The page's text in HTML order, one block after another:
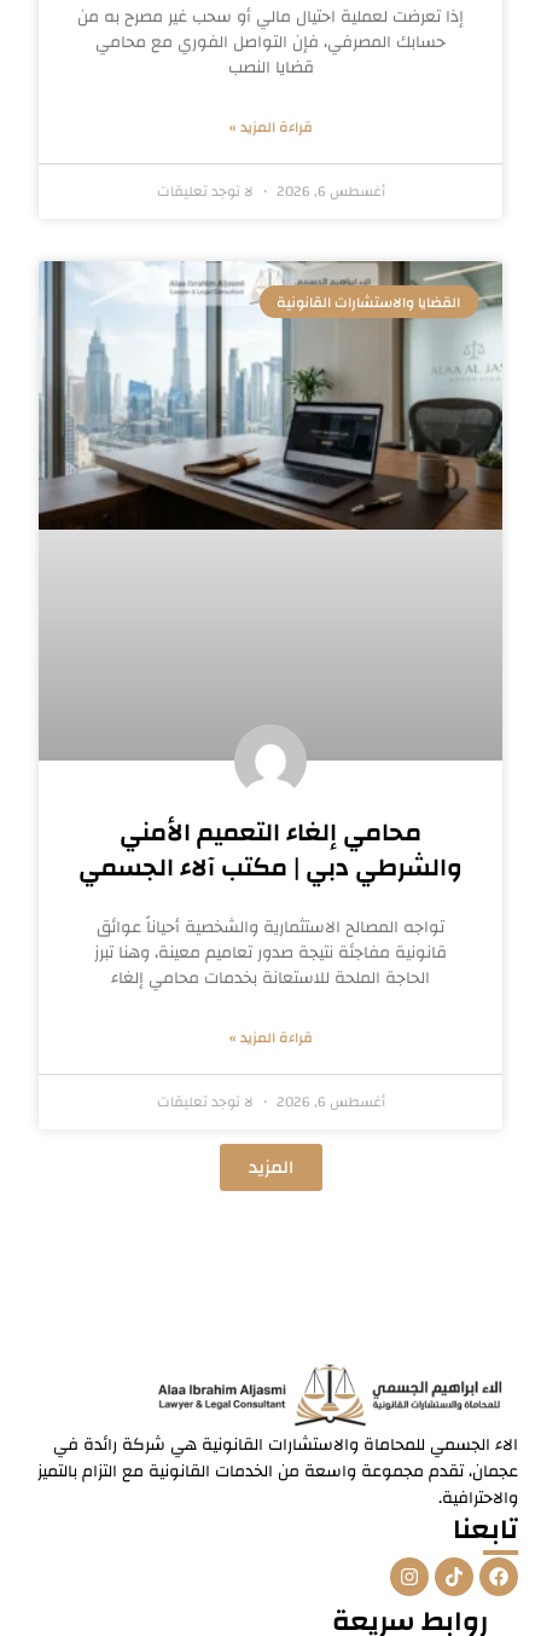
إذا تعرضت لعملية احتيال مالي أو سحب غير مصرح به من
حسابك المصرفي، فإن التواصل الفوري مع محامي
قضايا النصب
قراءة المزيد »
أغسطس 6, 2026 لا توجد تعليقات
القضايا والاستشارات القانونية
محامي إلغاء التعميم الأمني
والشرطي دبي | مكتب آلاء الجسمي
تواجه المصالح الاستثمارية والشخصية أحياناً عوائق
قانونية مفاجئة نتيجة صدور تعاميم معينة، وهنا تبرز
الحاجة الملحة للاستعانة بخدمات محامي إلغاء
قراءة المزيد »
أغسطس 6, 2026 لا توجد تعليقات
المزيد
الاء الجسمي للمحاماة والاستشارات القانونية هي شركة رائدة في
عجمان، تقدم مجموعة واسعة من الخدمات القانونية مع التزام بالتميز
والاحترافية.
تابعنا
F
a
c
T
i
k
t
I
n
s
t
روابط سريعة